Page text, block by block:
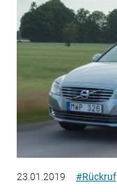
23.01.2019 #Rückruf